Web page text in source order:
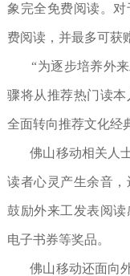
象完全免费阅读。
费阅读，并最多可获
“为逐步培养外来
骤将从推荐热门读
全面转向推荐文化经
佛山移动相关人士
读者心灵产生余音，
鼓励外来工发表阅
电子书券等奖品。
佛山移动还面向外